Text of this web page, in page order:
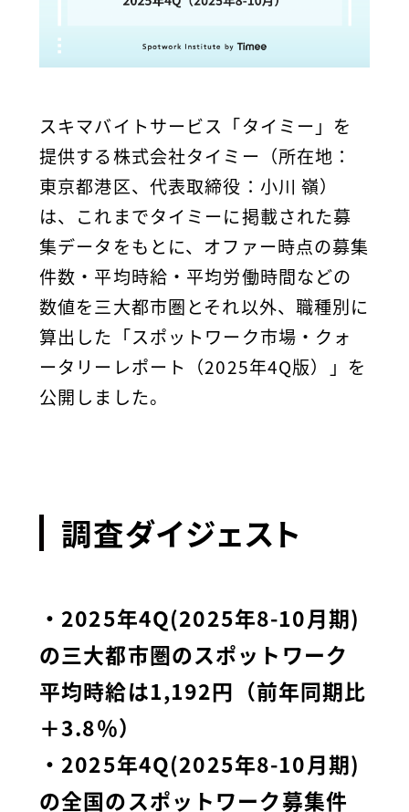
スキマバイトサービス「タイミー」を
提供する株式会社タイミー（所在地：
東京都港区、代表取締役：小川 嶺）
は、これまでタイミーに掲載された募
集データをもとに、オファー時点の募集
件数・平均時給・平均労働時間などの
数値を三大都市圏とそれ以外、職種別に
算出した「スポットワーク市場・クォ
ータリーレポート（2025年4Q版）」を
公開しました。
調査ダイジェスト
・2025年4Q(2025年8-10月期)
の三大都市圏のスポットワーク
平均時給は1,192円（前年同期比
＋3.8％）
・2025年4Q(2025年8-10月期)
の全国のスポットワーク募集件